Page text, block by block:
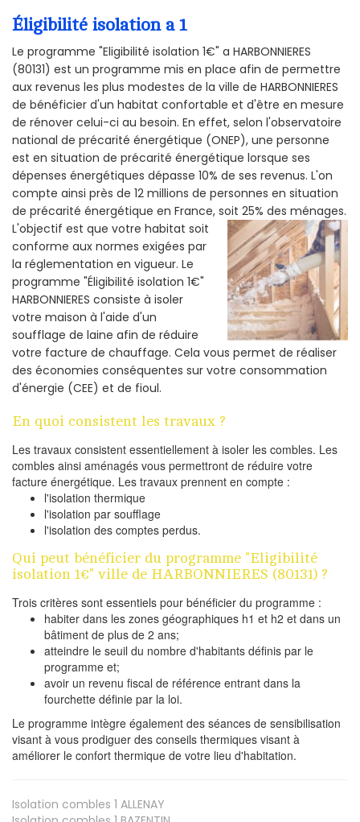
Éligibilité isolation a 1
Le programme "Eligibilité isolation 1€" a HARBONNIERES
(80131) est un programme mis en place afin de permettre
aux revenus les plus modestes de la ville de HARBONNIERES
de bénéficier d'un habitat confortable et d'être en mesure
de rénover celui-ci au besoin. En effet, selon l'observatoire
national de précarité énergétique (ONEP), une personne
est en situation de précarité énergétique lorsque ses
dépenses énergétiques dépasse 10% de ses revenus. L'on
compte ainsi près de 12 millions de personnes en situation
de précarité énergétique en France, soit 25% des ménages.
L'objectif est que votre habitat soit
conforme aux normes exigées par
la réglementation en vigueur. Le
programme "Éligibilité isolation 1€"
HARBONNIERES consiste à isoler
votre maison à l'aide d'un
soufflage de laine afin de réduire
votre facture de chauffage. Cela vous permet de réaliser
des économies conséquentes sur votre consommation
d'énergie (CEE) et de fioul.
En quoi consistent les travaux ?
Les travaux consistent essentiellement à isoler les combles. Les
combles ainsi aménagés vous permettront de réduire votre
facture énergétique. Les travaux prennent en compte :
l'isolation thermique
l'isolation par soufflage
l'isolation des comptes perdus.
Qui peut bénéficier du programme "Eligibilité
isolation 1€" ville de HARBONNIERES (80131) ?
Trois critères sont essentiels pour bénéficier du programme :
habiter dans les zones géographiques h1 et h2 et dans un
bâtiment de plus de 2 ans;
atteindre le seuil du nombre d'habitants définis par le
programme et;
avoir un revenu fiscal de référence entrant dans la
fourchette définie par la loi.
Le programme intègre également des séances de sensibilisation
visant à vous prodiguer des conseils thermiques visant à
améliorer le confort thermique de votre lieu d'habitation.
Isolation combles 1 ALLENAY